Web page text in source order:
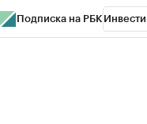
Подписка на РБК